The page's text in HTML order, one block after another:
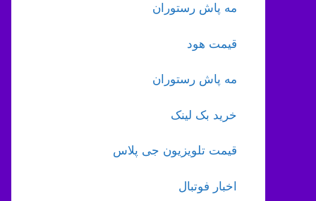
مه پاش رستوران
قیمت هود
مه پاش رستوران
خرید بک لینک
قیمت تلویزیون جی پلاس
اخبار فوتبال